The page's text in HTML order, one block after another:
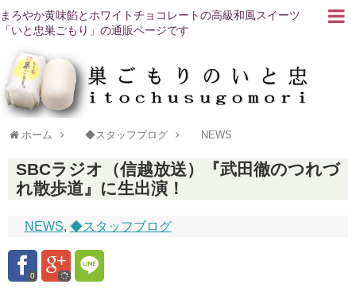
まろやか黄味餡とホワイトチョコレートの高級和風スイーツ
「いと忠巣ごもり」の通販ページです
ホーム ◆スタッフブログ NEWS
SBCラジオ（信越放送）『武田徹のつれづ
れ散歩道』に生出演！
NEWS, ◆スタッフブログ
0